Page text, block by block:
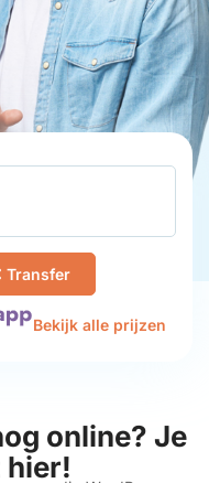
Transfer
Bekijk alle prijzen
online? Je
hier!